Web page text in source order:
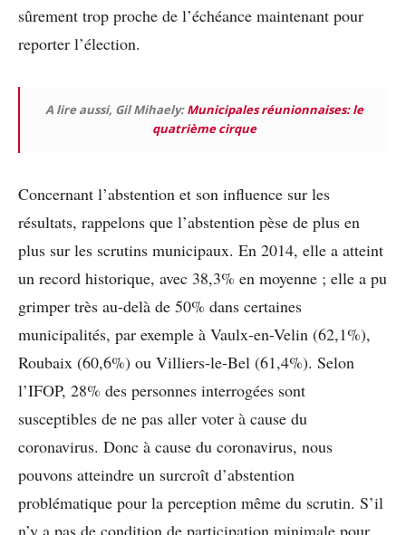
sûrement trop proche de l’échéance maintenant pour
reporter l’élection.
A lire aussi, Gil Mihaely:Municipales réunionnaises: le
quatrième cirque
Concernant l’abstention et son influence sur les
résultats, rappelons que l’abstention pèse de plus en
plus sur les scrutins municipaux. En 2014, elle a atteint
un record historique, avec 38,3% en moyenne ; elle a pu
grimper très au-delà de 50% dans certaines
municipalités, par exemple à Vaulx-en-Velin (62,1%),
Roubaix (60,6%) ou Villiers-le-Bel (61,4%). Selon
l’IFOP, 28% des personnes interrogées sont
susceptibles de ne pas aller voter à cause du
coronavirus. Donc à cause du coronavirus, nous
pouvons atteindre un surcroît d’abstention
problématique pour la perception même du scrutin. S’il